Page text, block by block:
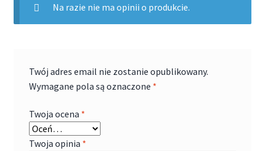
Na razie nie ma opinii o produkcie.
Twój adres email nie zostanie opublikowany.
Wymagane pola są oznaczone *
Twoja ocena *
Twoja opinia *